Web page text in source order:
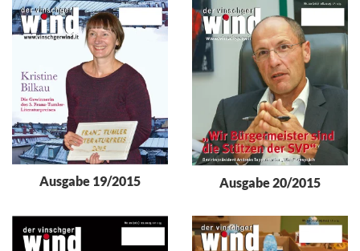
Ausgabe 19/2015 Ausgabe 20/2015